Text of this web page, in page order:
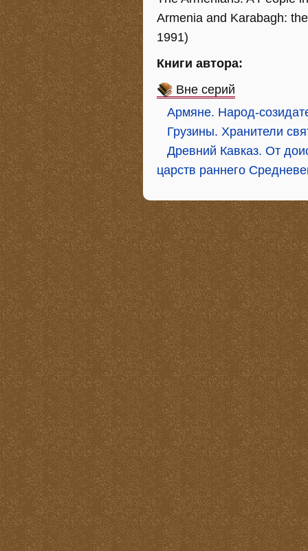
Armenia and Karabagh:
1991)
Книги автора:
Вне серий
Армяне. Народ-
Грузины. Хранители
Древний Кавказ. От
царств раннего